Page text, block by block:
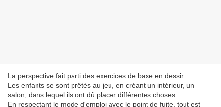
La perspective fait parti des exercices de base en dessin.
Les enfants se sont prêtés au jeu, en créant un intérieur, un
salon, dans lequel ils ont dû placer différentes choses.
En respectant le mode d'emploi avec le point de fuite, tout est